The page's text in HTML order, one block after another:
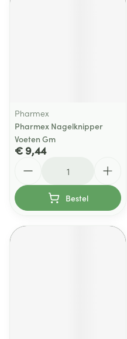
Pharmex
Pharmex Nagelknipper
Voeten Gm
€ 9,44
Bestel